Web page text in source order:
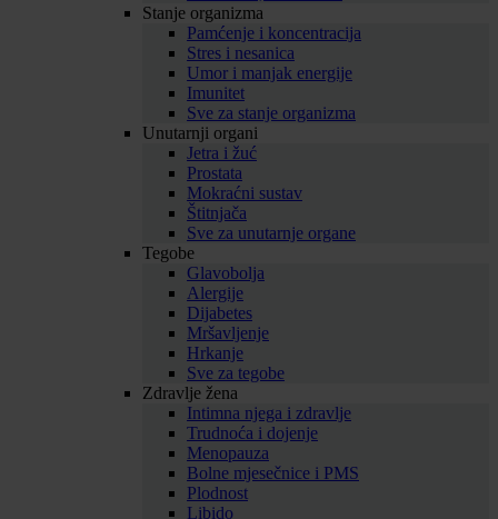
Stanje organizma
Pamćenje i koncentracija
Stres i nesanica
Umor i manjak energije
Imunitet
Sve za stanje organizma
Unutarnji organi
Jetra i žuć
Prostata
Mokraćni sustav
Štitnjača
Sve za unutarnje organe
Tegobe
Glavobolja
Alergije
Dijabetes
Mršavljenje
Hrkanje
Sve za tegobe
Zdravlje žena
Intimna njega i zdravlje
Trudnoća i dojenje
Menopauza
Bolne mjesečnice i PMS
Plodnost
Libido